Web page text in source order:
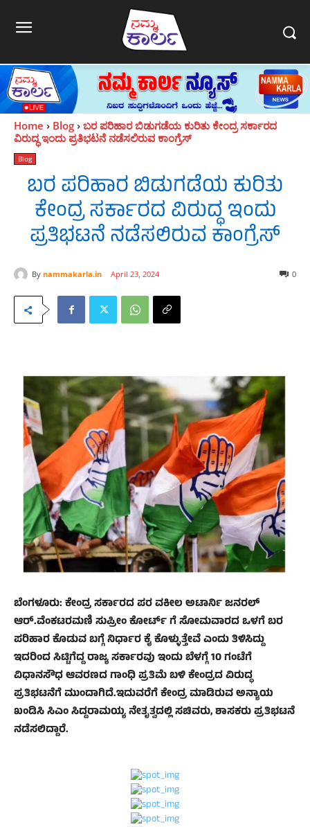
Home Blog
ಬರ ಪರಿಹಾರ ಬಿಡುಗಡೆಯ ಕುರಿತು ಕೇಂದ್ರ ಸರ್ಕಾರದ
ವಿರುದ್ಧ ಇಂದು ಪ್ರತಿಭಟನೆ ನಡೆಸಲಿರುವ ಕಾಂಗ್ರೆಸ್
Blog
ಬರ ಪರಿಹಾರ ಬಿಡುಗಡೆಯ ಕುರಿತು
ಕೇಂದ್ರ ಸರ್ಕಾರದ ವಿರುದ್ಧ ಇಂದು
ಪ್ರತಿಭಟನೆ ನಡೆಸಲಿರುವ ಕಾಂಗ್ರೆಸ್
By nammakarla.in April 23, 2024 0
ಬೆಂಗಳೂರು: ಕೇಂದ್ರ ಸರ್ಕಾರದ ಪರ ವಕೀಲ ಅಟಾರ್ನಿ ಜನರಲ್
ಆರ್.ವೆಂಕಟರಮಣಿ ಸುಪ್ರೀಂ ಕೋರ್ಟ್ ಗೆ ಸೋಮವಾರದ ಒಳಗೆ ಬರ
ಪರಿಹಾರ ಕೊಡುವ ಬಗ್ಗೆ ನಿರ್ಧಾರ ಕೈ ಕೊಳ್ಳುತ್ತೇವೆ ಎಂದು ತಿಳಿಸಿದ್ದು
ಇದರಿಂದ ಸಿಟ್ಟಿಗೆದ್ದ ರಾಜ್ಯ ಸರ್ಕಾರವು ಇಂದು ಬೆಳಗ್ಗೆ 10 ಗಂಟೆಗೆ
ವಿಧಾನಸೌಧ ಆವರಣದ ಗಾಂಧಿ ಪ್ರತಿಮೆ ಬಳಿ ಕೇಂದ್ರದ ವಿರುದ್ಧ
ಪ್ರತಿಭಟನೆಗೆ ಮುಂದಾಗಿದೆ.ಇದುವರೆಗೆ ಕೇಂದ್ರ ಮಾಡಿರುವ ಅನ್ಯಾಯ
ಖಂಡಿಸಿ ಸಿಎಂ ಸಿದ್ದರಾಮಯ್ಯ ನೇತೃತ್ವದಲ್ಲಿ ಸಚಿವರು, ಶಾಸಕರು ಪ್ರತಿಭಟನೆ
ನಡೆಸಲಿದ್ದಾರೆ.